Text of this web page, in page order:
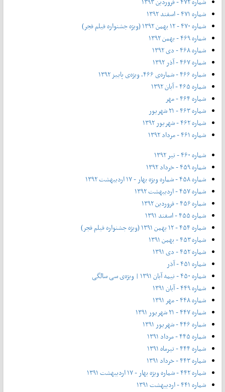
شماره ۴۷۱ - اسفند ۱۳۹۲
شماره ۴۷۰ - ۱۲ بهمن ۱۳۹۲ (ویژه جشنواره فیلم فجر)
شماره ۴۶۹ - بهمن ۱۳۹۲
شماره ۴۶۸ - دی ۱۳۹۲
شماره ۴۶۷ - آذر ۱۳۹۲
شماره ۴۶۶ - شماره‌ی ۴۶۶، ویژه‌ی پاییز ۱۳۹۲
شماره ۴۶۵ - آبان ۱۳۹۲
شماره ۴۶۴ - مهر
شماره ۴۶۳ - ۲۱ شهریور
شماره ۴۶۲ - شهریور ۱۳۹۲
شماره ۴۶۱ - مرداد ۱۳۹۲
شماره ۴۶۰ - تیر ۱۳۹۲
شماره ۴۵۹ - خرداد ۱۳۹۲
شماره ۴۵۸ - شماره ویژه بهار - ۱۷ اردیبهشت ۱۳۹۲
شماره ۴۵۷ - اردیبهشت ۱۳۹۲
شماره ۴۵۶ - فروردین ۱۳۹۲
شماره ۴۵۵ - اسفند ۱۳۹۱
شماره ۴۵۴ - ۱۲ بهمن ۱۳۹۱ (ویژه جشنواره فیلم فجر)
شماره ۴۵۳ - بهمن ۱۳۹۱
شماره ۴۵۲ - دی ۱۳۹۱
شماره ۴۵۱ - آذر
شماره ۴۵۰ - نیمه آبان ۱۳۹۱ | ویژه‌ی سی سالگی
شماره ۴۴۹ - آبان ۱۳۹۱
شماره ۴۴۸ - مهر ۱۳۹۱
شماره ۴۴۷ - ۲۱ شهریور ۱۳۹۱
شماره ۴۴۶ - شهریور ۱۳۹۱
شماره ۴۴۵ - مرداد ۱۳۹۱
شماره ۴۴۴ - تیر‌ماه ۱۳۹۱
شماره ۴۴۳ - خرداد ۱۳۹۱
شماره ۴۴۲ - شماره ویژه بهار - ۱۷ اردیبهشت ۱۳۹۱
شماره ۴۴۱ - اردیبهشت ۱۳۹۱